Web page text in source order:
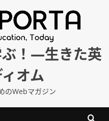
！―生きた英
オム
のWebマガジン